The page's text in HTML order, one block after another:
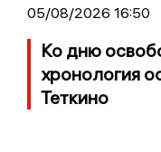
05/08/2026 16:50
Ко дню
хронология
Теткино